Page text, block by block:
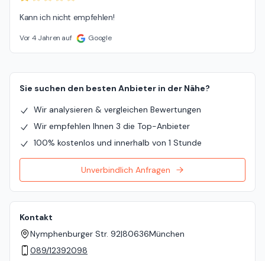
Kann ich nicht empfehlen!
Vor 4 Jahren auf Google
Sie suchen den besten Anbieter in der Nähe?
Wir analysieren & vergleichen Bewertungen
Wir empfehlen Ihnen 3 die Top-Anbieter
100% kostenlos und innerhalb von 1 Stunde
Unverbindlich Anfragen
Kontakt
Nymphenburger Str. 92|80636München
089/12392098